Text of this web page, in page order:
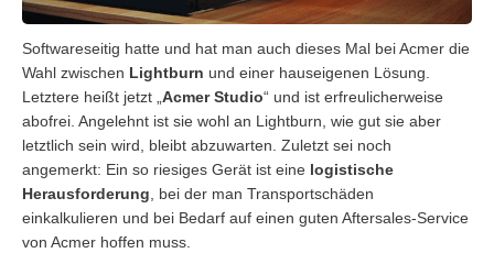
Softwareseitig hatte und hat man auch dieses Mal bei Acmer die
Wahl zwischen Lightburn und einer hauseigenen Lösung.
Letztere heißt jetzt „ Acmer Studio“ und ist erfreulicherweise
abofrei. Angelehnt ist sie wohl an Lightburn, wie gut sie aber
letztlich sein wird, bleibt abzuwarten. Zuletzt sei noch
angemerkt: Ein so riesiges Gerät ist eine logistische
Herausforderung , bei der man Transportschäden
einkalkulieren und bei Bedarf auf einen guten Aftersales-Service
von Acmer hoffen muss.